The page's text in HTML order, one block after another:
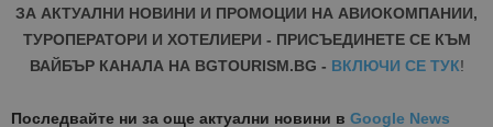
ЗА АКТУАЛНИ НОВИНИ И ПРОМОЦИИ НА АВИОКОМПАНИИ,
ТУРОПЕРАТОРИ И ХОТЕЛИЕРИ - ПРИСЪЕДИНЕТЕ СЕ КЪМ
ВАЙБЪР КАНАЛА НА BGTOURISM.BG - ВКЛЮЧИ СЕ ТУК!
Последвайте ни за още актуални новини в Google News